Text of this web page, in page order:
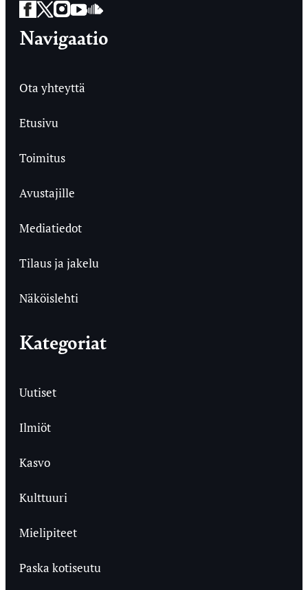
Facebook
Twitter
Instagram
YouTube
SoundCloud
Navigaatio
Ota yhteyttä
Etusivu
Toimitus
Avustajille
Mediatiedot
Tilaus ja jakelu
Näköislehti
Kategoriat
Uutiset
Ilmiöt
Kasvo
Kulttuuri
Mielipiteet
Paska kotiseutu